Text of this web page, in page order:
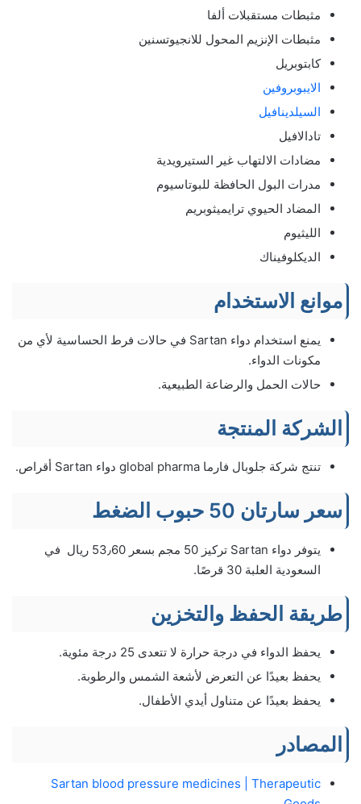
مثبطات مستقبلات ألفا
مثبطات الإنزيم المحول للانجيوتسنين
كابتوبريل
الايبوبروفين
السيلدينافيل
تادالافيل
مضادات الالتهاب غير الستيرويدية
مدرات البول الحافظة للبوتاسيوم
المضاد الحيوي ترايميثوبريم
الليثيوم
الديكلوفيناك
موانع الاستخدام
يمنع استخدام دواء Sartan في حالات فرط الحساسية لأي من
مكونات الدواء.
حالات الحمل والرضاعة الطبيعية.
الشركة المنتجة
تنتج شركة جلوبال فارما global pharma دواء Sartan أقراص.
سعر سارتان 50 حبوب الضغط
يتوفر دواء Sartan تركيز 50 مجم بسعر 53٫60 ريال في
السعودية العلبة 30 قرصًا.
طريقة الحفظ والتخزين
يحفظ الدواء في درجة حرارة لا تتعدى 25 درجة مئوية.
يحفظ بعيدًا عن التعرض لأشعة الشمس والرطوبة.
يحفظ بعيدًا عن متناول أيدي الأطفال.
المصادر
Sartan blood pressure medicines | Therapeutic